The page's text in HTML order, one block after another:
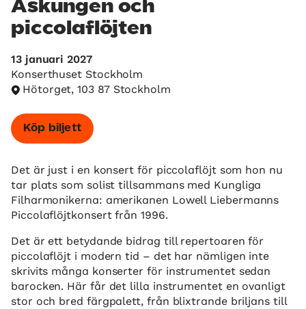
Askungen och
piccolaflöjten
13 januari 2027
Konserthuset Stockholm
Hötorget, 103 87 Stockholm
Köp biljett
Det är just i en konsert för piccolaflöjt som hon nu
tar plats som solist tillsammans med Kungliga
Filharmonikerna: amerikanen Lowell Liebermanns
Piccolaflöjtkonsert från 1996.
Det är ett betydande bidrag till repertoaren för
piccolaflöjt i modern tid – det har nämligen inte
skrivits många konserter för instrumentet sedan
barocken. Här får det lilla instrumentet en ovanligt
stor och bred färgpalett, från blixtrande briljans till